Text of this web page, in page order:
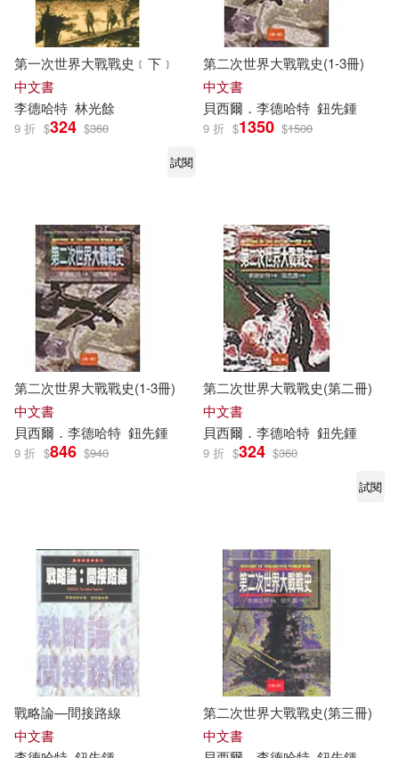
第一次世界大戰戰史﹝下﹞
中文書
李德哈特 林光餘
9 折 $324 $360
試閱
第二次世界大戰戰史(1-3冊)
中文書
貝西爾． 李德哈特 鈕先鍾
9 折 $1350 $1500
第二次世界大戰戰史(1-3冊)
中文書
貝西爾． 李德哈特 鈕先鍾
9 折 $846 $940
第二次世界大戰戰史(第二冊)
中文書
貝西爾． 李德哈特 鈕先鍾
9 折 $324 $360
試閱
戰略論—間接路線
中文書
第二次世界大戰戰史(第三冊)
中文書